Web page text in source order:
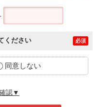
ください 必須
同意しない
認▼